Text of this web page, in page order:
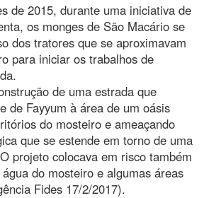
de 2015, durante uma iniciativa de
os monges de São Macário se
dos tratores que se aproximavam
para iniciar os trabalhos de
de uma estrada que
de Fayyum à área de um oásis
do mosteiro e ameaçando
que se estende em torno de uma
projeto colocava em risco também
do mosteiro e algumas áreas
Fides 17/2/2017).